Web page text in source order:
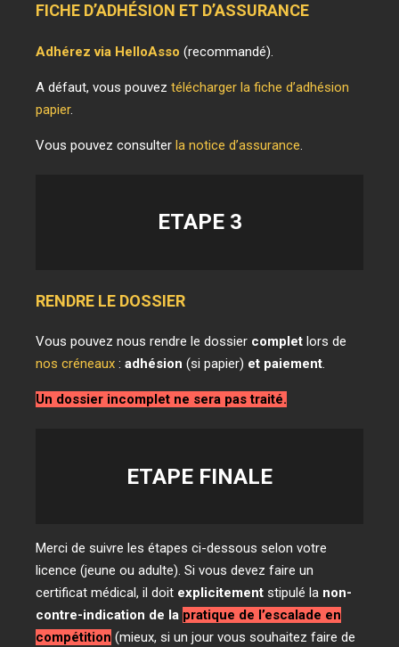
FICHE D’ADHÉSION ET D’ASSURANCE
Adhérez via HelloAsso (recommandé).
A défaut, vous pouvez télécharger la fiche d’adhésion
papier.
Vous pouvez consulter la notice d’assurance.
ETAPE 3
RENDRE LE DOSSIER
Vous pouvez nous rendre le dossier complet lors de
nos créneaux : adhésion (si papier) et paiement.
Un dossier incomplet ne sera pas traité.
ETAPE FINALE
Merci de suivre les étapes ci-dessous selon votre
licence (jeune ou adulte). Si vous devez faire un
certificat médical, il doit explicitement stipulé la non-
contre-indication de la pratique de l’escalade en
compétition (mieux, si un jour vous souhaitez faire de